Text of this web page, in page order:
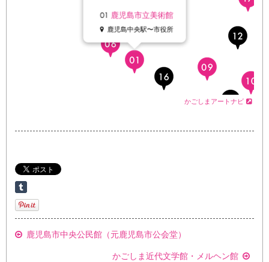
01 鹿児島市立美術館
鹿児島中央駅〜市役所
かごしまアートナビ
鹿児島市中央公民館（元鹿児島市公会堂）
かごしま近代文学館・メルヘン館